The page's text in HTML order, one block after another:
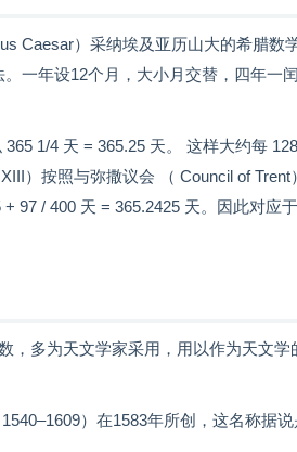
Caesar）采纳埃及亚历山大的希腊数
一年设12个月，大小月交替，四年一
1/4 天 = 365.25 天。 这样大约每
）按照与弥撒议会 （ Council of Trent
97 / 400 天 = 365.2425 天。因此对应
，多为天文学家采用，用以作为天文学
）在1583年所创，这名称据说